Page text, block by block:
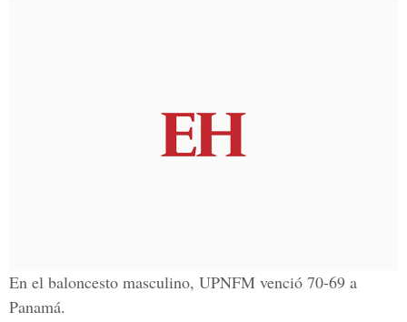
En el baloncesto masculino, UPNFM venció 70-69 a
Panamá.